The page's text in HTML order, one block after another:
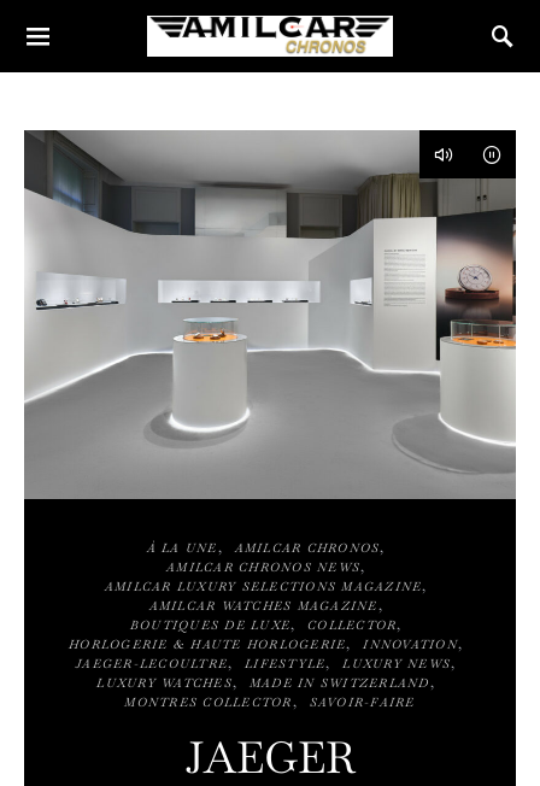
À LA UNE
AMILCAR CHRONOS
AMILCAR CHRONOS NEWS
AMILCAR LUXURY SELECTIONS MAGAZINE
AMILCAR WATCHES MAGAZINE
BOUTIQUES DE LUXE
COLLECTOR
HORLOGERIE & HAUTE HORLOGERIE
INNOVATION
JAEGER-LECOULTRE
LIFESTYLE
LUXURY NEWS
LUXURY WATCHES
MADE IN SWITZERLAND
MONTRES COLLECTOR
SAVOIR-FAIRE
JAEGER